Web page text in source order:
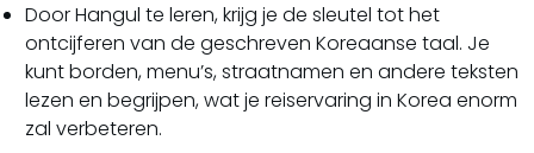
Door Hangul te leren, krijg je de sleutel tot het
ontcijferen van de geschreven Koreaanse taal. Je
kunt borden, menu’s, straatnamen en andere teksten
lezen en begrijpen, wat je reiservaring in Korea enorm
zal verbeteren.